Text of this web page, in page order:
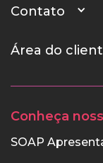
Contato
Área do
Conheça
SOAP